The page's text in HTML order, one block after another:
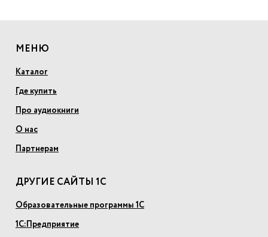
МЕНЮ
Каталог
Где купить
Про аудиокниги
О нас
Партнерам
ДРУГИЕ САЙТЫ 1С
Образовательные программы 1С
1С:Предприятие